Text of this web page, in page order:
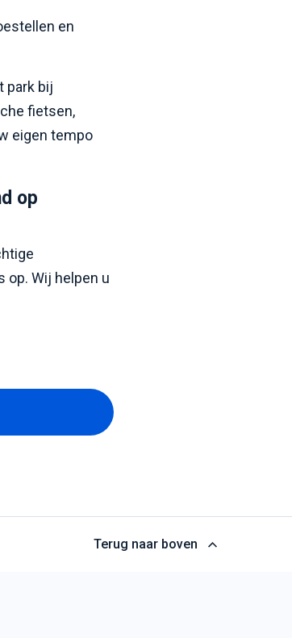
en
park bij
fietsen,
eigen tempo
op
op. Wij helpen u
Terug naar boven